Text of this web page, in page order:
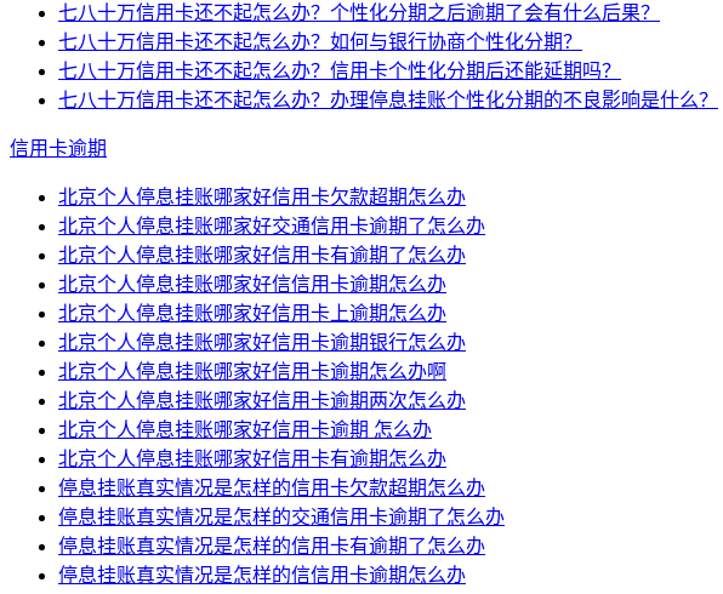
七八十万信用卡还不起怎么办？个性化分期之后逾期了会有什么后果？
七八十万信用卡还不起怎么办？如何与银行协商个性化分期？
七八十万信用卡还不起怎么办？信用卡个性化分期后还能延期吗？
七八十万信用卡还不起怎么办？办理停息挂账个性化分期的不良影响是什么？
信用卡逾期
北京个人停息挂账哪家好信用卡欠款超期怎么办
北京个人停息挂账哪家好交通信用卡逾期了怎么办
北京个人停息挂账哪家好信用卡有逾期了怎么办
北京个人停息挂账哪家好信信用卡逾期怎么办
北京个人停息挂账哪家好信用卡上逾期怎么办
北京个人停息挂账哪家好信用卡逾期银行怎么办
北京个人停息挂账哪家好信用卡逾期怎么办啊
北京个人停息挂账哪家好信用卡逾期两次怎么办
北京个人停息挂账哪家好信用卡逾期 怎么办
北京个人停息挂账哪家好信用卡有逾期怎么办
停息挂账真实情况是怎样的信用卡欠款超期怎么办
停息挂账真实情况是怎样的交通信用卡逾期了怎么办
停息挂账真实情况是怎样的信用卡有逾期了怎么办
停息挂账真实情况是怎样的信信用卡逾期怎么办